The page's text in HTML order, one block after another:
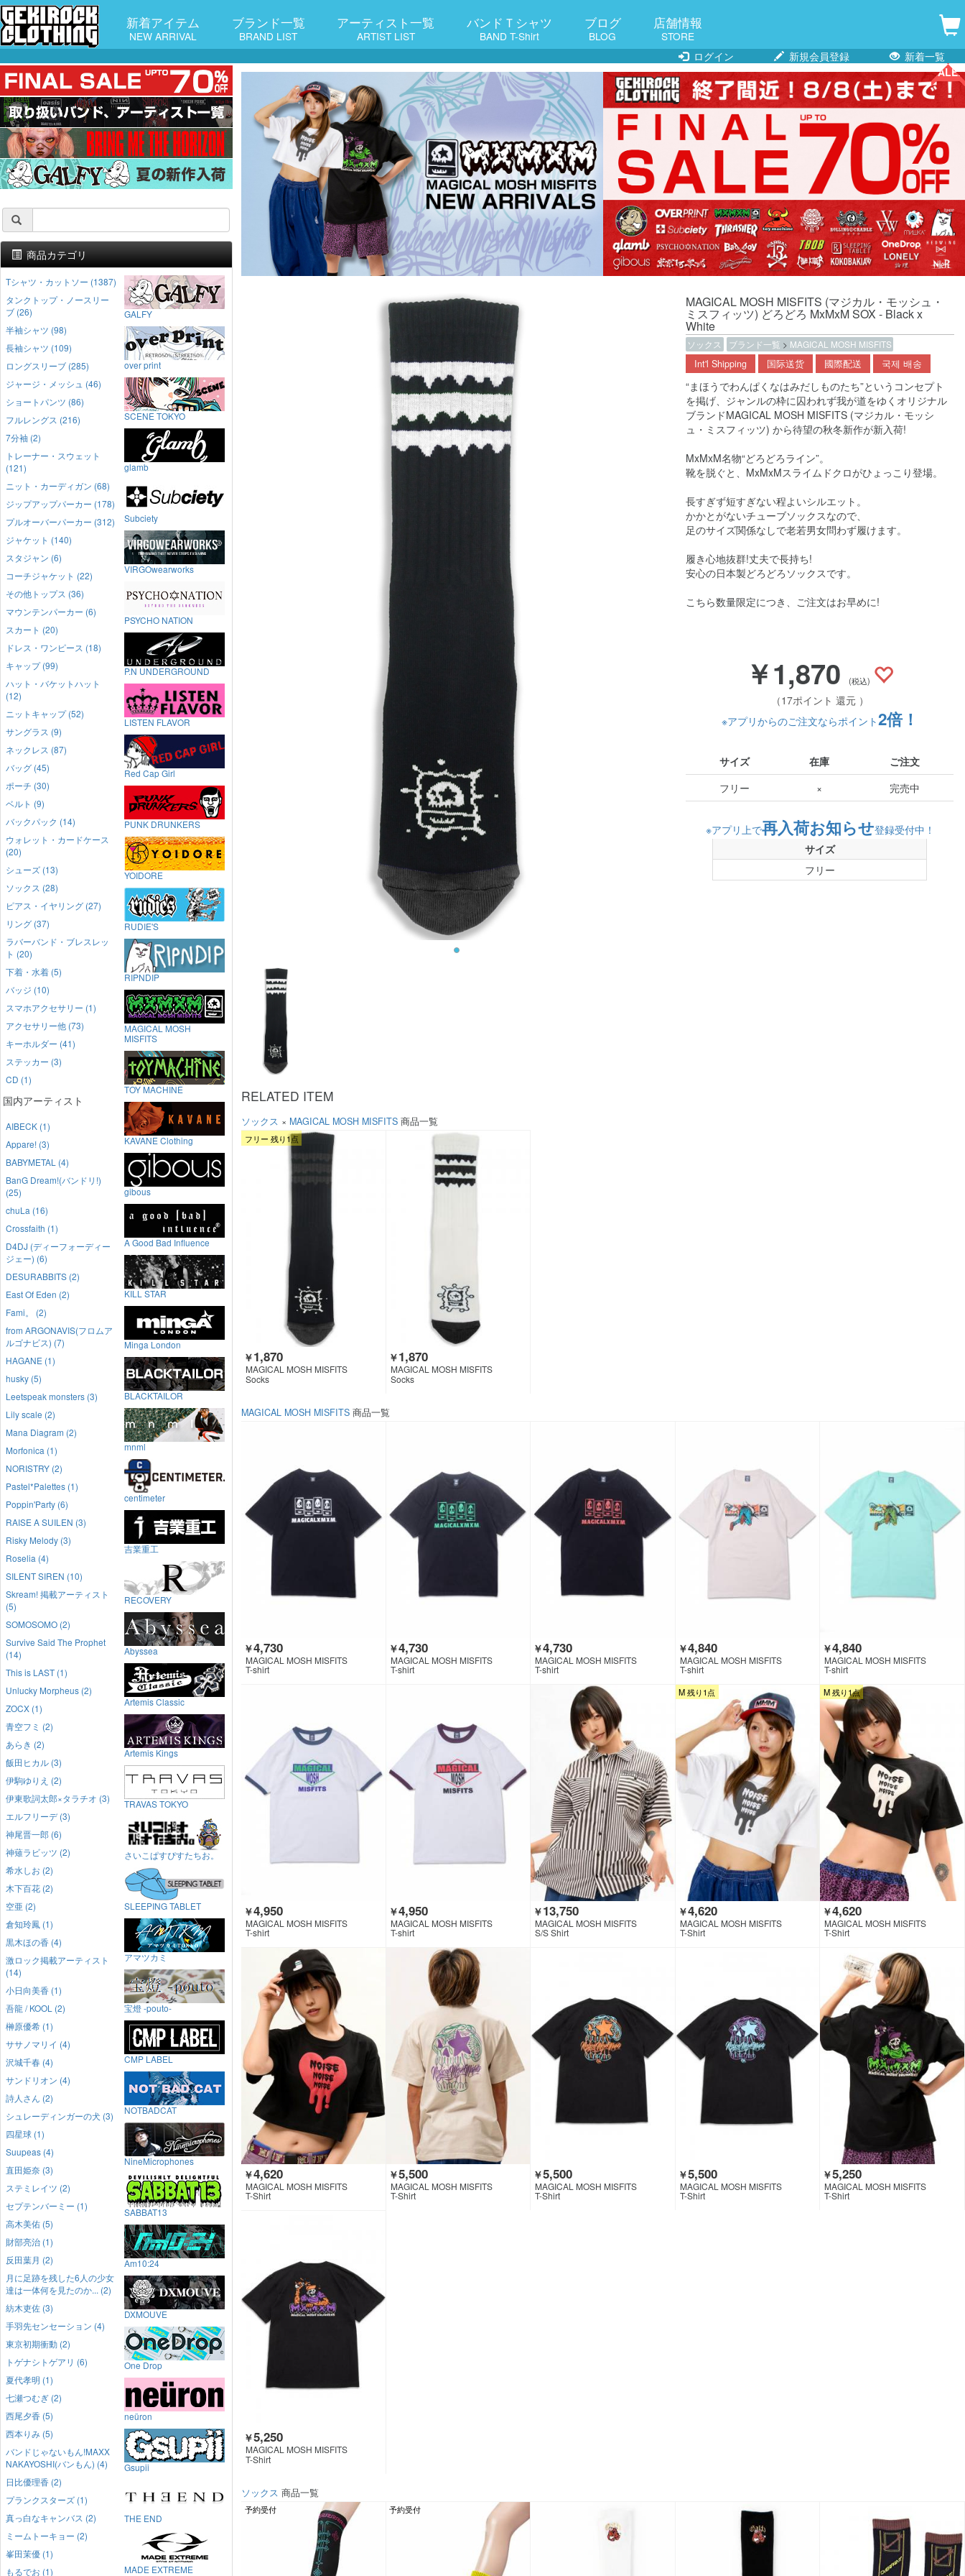
新着アイテム
NEW ARRIVAL
ブランド一覧
BRAND LIST
アーティスト一覧
ARTIST LIST
バンドＴシャツ
BAND T-Shirt
ブログ
BLOG
店舗情報
STORE
ログイン
新規会員登録 新着一覧
MAGICAL MOSH MISFITS (マジカル・モッシュ・
ミスフィッツ) どろどろ MxMxM SOX - Black x
White
ソックス ブランド一覧 > MAGICAL MOSH MISFITS
Int'l Shipping 国际送货 國際配送 국제 배송
“まほうでわんぱくなはみだしものたち”というコンセプト
を掲げ、ジャンルの枠に囚われず我が道をゆくオリジナル
ブランドMAGICAL MOSH MISFITS (マジカル・モッシ
ュ・ミスフィッツ) から待望の秋冬新作が新入荷!
MxMxM名物“どろどろライン”。
靴を脱ぐと、MxMxMスライムドクロがひょっこり登場。
長すぎず短すぎない程よいシルエット。
かかとがないチューブソックスなので、
足のサイズ関係なしで老若男女問わず履けます。
履き心地抜群!丈夫で長持ち!
安心の日本製どろどろソックスです。
こちら数量限定につき、ご注文はお早めに!
￥1,870 (税込)
（17ポイント 還元 ）
※アプリからのご注文ならポイント2倍！
サイズ 在庫
ご注文
フリー
× 完売中
※アプリ上で再入荷お知らせ登録受付中！
サイズ
フリー
RELATED ITEM
SALE!!
SALE!!
ソックス × MAGICAL MOSH MISFITS 商品一覧
フリー 残り1点
￥1,870
MAGICAL MOSH MISFITS
Socks
￥1,870
MAGICAL MOSH MISFITS
Socks
MAGICAL MOSH MISFITS 商品一覧
￥4,730
MAGICAL MOSH MISFITS
T-shirt
￥4,730
MAGICAL MOSH MISFITS
T-shirt
￥4,730
MAGICAL MOSH MISFITS
T-shirt
￥4,840
MAGICAL MOSH MISFITS
T-shirt
￥4,840
MAGICAL MOSH MISFITS
T-shirt
￥4,950
MAGICAL MOSH MISFITS
T-shirt
￥4,950
MAGICAL MOSH MISFITS
T-shirt
￥13,750
MAGICAL MOSH MISFITS
S/S Shirt
M 残り1点
￥4,620
MAGICAL MOSH MISFITS
T-Shirt
M 残り1点
￥4,620
MAGICAL MOSH MISFITS
T-Shirt
￥4,620
MAGICAL MOSH MISFITS
T-Shirt
￥5,500
MAGICAL MOSH MISFITS
T-Shirt
￥5,500
MAGICAL MOSH MISFITS
T-Shirt
￥5,500
MAGICAL MOSH MISFITS
T-Shirt
￥5,250
MAGICAL MOSH MISFITS
T-Shirt
￥5,250
MAGICAL MOSH MISFITS
T-Shirt
ソックス 商品一覧
予約受付 予約受付
商品カテゴリ
Tシャツ・カットソー (1387)
タンクトップ・ノースリー
ブ (26)
半袖シャツ (98)
長袖シャツ (109)
ロングスリーブ (285)
ジャージ・メッシュ (46)
ショートパンツ (86)
フルレングス (216)
7分袖 (2)
トレーナー・スウェット
(121)
ニット・カーディガン (68)
ジップアップパーカー (178)
プルオーバーパーカー (312)
ジャケット (140)
スタジャン (6)
コーチジャケット (22)
その他トップス (36)
マウンテンパーカー (6)
スカート (20)
ドレス・ワンピース (18)
キャップ (99)
ハット・バケットハット
(12)
ニットキャップ (52)
サングラス (9)
ネックレス (87)
バッグ (45)
ポーチ (30)
ベルト (9)
バックパック (14)
ウォレット・カードケース
(20)
シューズ (13)
ソックス (28)
ピアス・イヤリング (27)
リング (37)
ラバーバンド・ブレスレッ
ト (20)
下着・水着 (5)
バッジ (10)
スマホアクセサリー (1)
アクセサリー他 (73)
キーホルダー (41)
ステッカー (3)
CD (1)
国内アーティスト
AIBECK (1)
Appare! (3)
BABYMETAL (4)
BanG Dream!(バンドリ!)
(25)
chuLa (16)
Crossfaith (1)
D4DJ (ディーフォーディー
ジェー) (6)
DESURABBITS (2)
East Of Eden (2)
Fami。 (2)
from ARGONAVIS(フロムア
ルゴナビス) (7)
HAGANE (1)
husky (5)
Leetspeak monsters (3)
Lily scale (2)
Mana Diagram (2)
Morfonica (1)
NORISTRY (2)
Pastel*Palettes (1)
Poppin'Party (6)
RAISE A SUILEN (3)
Risky Melody (3)
Roselia (4)
SILENT SIREN (10)
Skream! 掲載アーティスト
(5)
SOMOSOMO (2)
Survive Said The Prophet
(14)
This is LAST (1)
Unlucky Morpheus (2)
ZOCX (1)
青空フミ (2)
あらき (2)
飯田ヒカル (3)
伊駒ゆりえ (2)
伊東歌詞太郎×タラチオ (3)
エルフリーデ (3)
神尾晋一郎 (6)
神薙ラビッツ (2)
希水しお (2)
木下百花 (2)
空亜 (2)
倉知玲鳳 (1)
黒木ほの香 (4)
激ロック掲載アーティスト
(14)
小日向美香 (1)
吾龍 / KOOL (2)
榊原優希 (1)
ササノマリイ (4)
沢城千春 (4)
サンドリオン (4)
詩人さん (2)
シュレーディンガーの犬 (3)
四星球 (1)
Suupeas (4)
直田姫奈 (3)
ステミレイツ (2)
セプテンバーミー (1)
高木美佑 (5)
財部亮治 (1)
反田葉月 (2)
月に足跡を残した6人の少女
達は一体何を見たのか... (2)
紡木吏佐 (3)
手羽先センセーション (4)
東京初期衝動 (2)
トゲナシトゲアリ (6)
夏代孝明 (1)
七瀬つむぎ (2)
西尾夕香 (5)
西本りみ (5)
バンドじゃないもん!MAXX
NAKAYOSHI(バンもん) (4)
日比優理香 (2)
プランクスターズ (1)
真っ白なキャンバス (2)
ミームトーキョー (2)
峯田茉優 (1)
もるでお (1)
GALFY
over print
SCENE TOKYO
glamb
Subciety
VIRGOwearworks
PSYCHO NATION
P.N UNDERGROUND
LISTEN FLAVOR
Red Cap Girl
PUNK DRUNKERS
YOIDORE
RUDIE'S
RIPNDIP
MAGICAL MOSH
MISFITS
TOY MACHINE
KAVANE Clothing
gibous
A Good Bad Influence
KILL STAR
Minga London
BLACKTAILOR
mnml
centimeter
吉業重工
RECOVERY
Abyssea
Artemis Classic
Artemis Kings
TRAVAS TOKYO
さいこぱすぴすたちお。
SLEEPING TABLET
アマツカミ
宝燈 -pouto-
CMP LABEL
NOTBADCAT
NineMicrophones
SABBAT13
Am10:24
DXMOUVE
One Drop
neüron
Gsupii
THE END
MADE EXTREME